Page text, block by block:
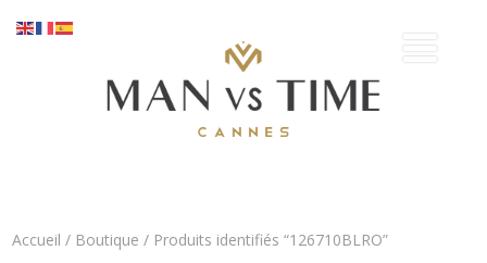
Accueil / Boutique / Produits identifiés “126710BLRO”